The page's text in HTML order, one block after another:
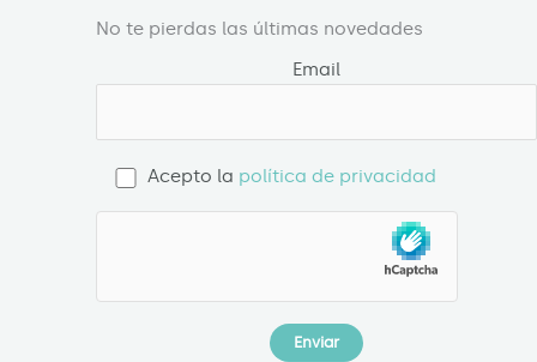
No te pierdas las últimas novedades
Email
Acepto la política de privacidad